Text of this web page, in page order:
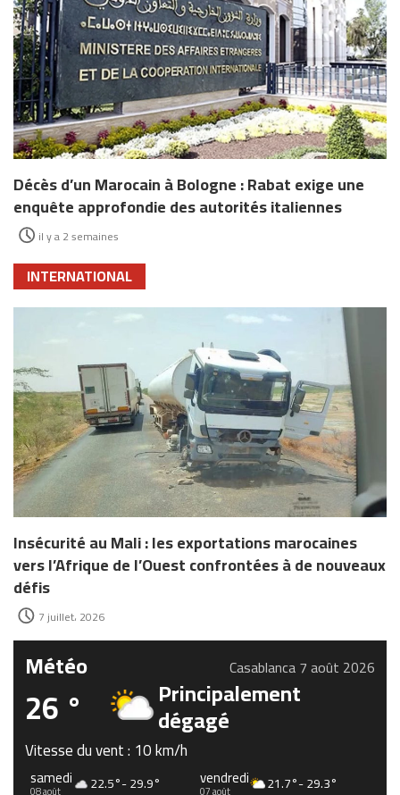
Décès d’un Marocain à Bologne : Rabat exige une
enquête approfondie des autorités italiennes
il y a 2 semaines
INTERNATIONAL
Insécurité au Mali : les exportations marocaines
vers l’Afrique de l’Ouest confrontées à de nouveaux
défis
7 juillet، 2026